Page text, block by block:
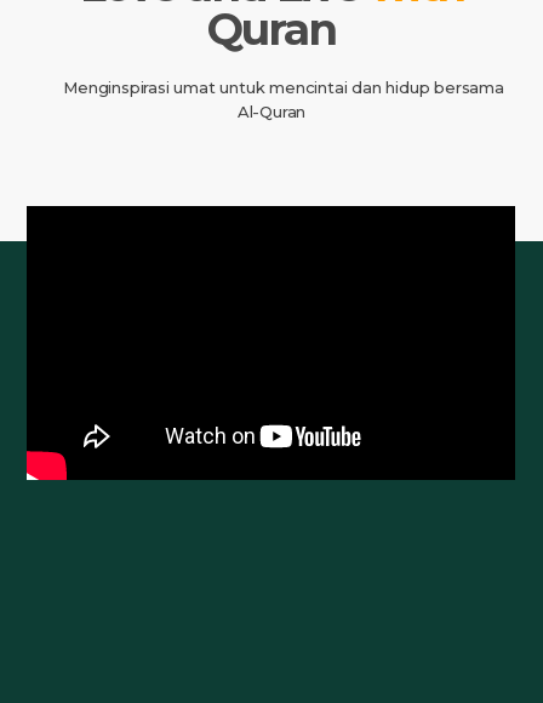
Quran
Menginspirasi umat untuk mencintai dan hidup bersama
Al-Quran